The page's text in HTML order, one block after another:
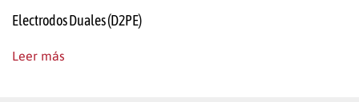
Electrodos Duales (D2PE)
Leer más